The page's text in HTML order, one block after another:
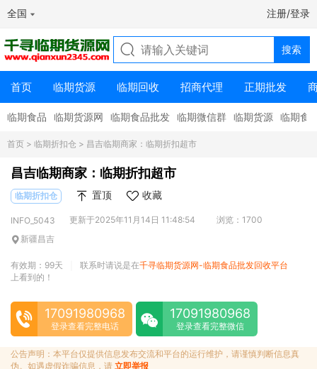
全国 注册/登录
首页 临期货源 临期回收 招商代理 正期批发
临期食品 临期货源网 临期食品批发 临期微信群 临期货源 临期食
首页 > 临期折扣仓 > 昌吉临期商家：临期折扣超市
昌吉临期商家：临期折扣超市
临期折扣仓 置顶 收藏
INFO_5043 更新于2025年11月14日 11:48:54
浏览：1700
新疆昌吉
有效期：99天 联系时请说是在千寻临期货源网-临期食品批发回收平台
上看到的！
17091980968
登录查看完整电话
17091980968
登录查看完整微信
公告声明：本平台仅提供信息发布交流和平台的运行维护，请谨慎判断信息真
伪。如遇虚假诈骗信息，请 立即举报